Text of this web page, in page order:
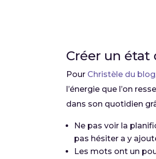
Créer un état
Pour Christèle du
l’énergie que l’on
dans son quotidien
Ne pas voir la
pas hésiter a y
Les mots ont un